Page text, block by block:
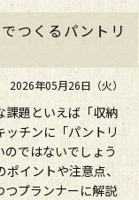
つくるパントリ
2026年05月26日（火）
課題といえば「収納
チンに「パントリ
ではないでしょう
ポイントや注意点、
つプランナーに解説